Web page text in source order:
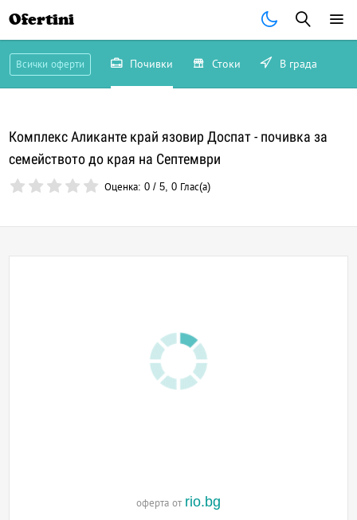
Ofertini
Всички оферти Почивки Стоки В града
Комплекс Аликанте край язовир Доспат - почивка за
семейството до края на Септември
Оценка:0 /5,0 Глас(а)
оферта от rio.bg